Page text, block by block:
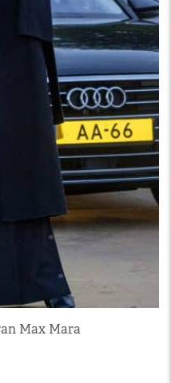
Max Mara